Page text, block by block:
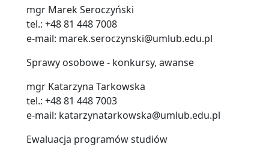
mgr Marek Seroczyński
tel.: +48 81 448 7008
e-mail: marek.seroczynski@umlub.edu.pl
Sprawy osobowe - konkursy, awanse
mgr Katarzyna Tarkowska
tel.: +48 81 448 7003
e-mail: katarzynatarkowska@umlub.edu.pl
Ewaluacja programów studiów